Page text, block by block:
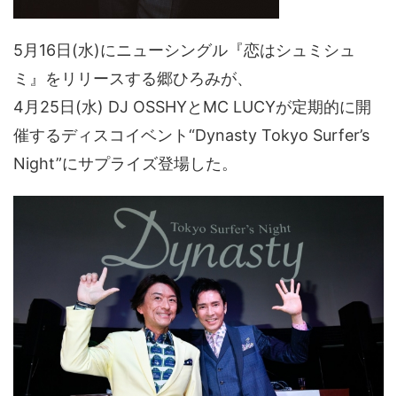
5月16日(水)にニューシングル『恋はシュミシュ
ミ』をリリースする郷ひろみが、
4月25日(水) DJ OSSHYとMC LUCYが定期的に開
催するディスコイベント“Dynasty Tokyo Surfer’s
Night”にサプライズ登場した。